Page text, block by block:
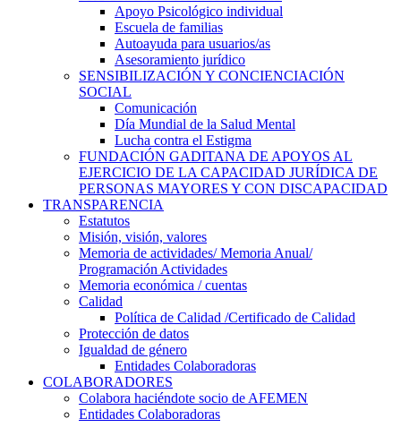
Apoyo Psicológico individual
Escuela de familias
Autoayuda para usuarios/as
Asesoramiento jurídico
SENSIBILIZACIÓN Y CONCIENCIACIÓN
SOCIAL
Comunicación
Día Mundial de la Salud Mental
Lucha contra el Estigma
FUNDACIÓN GADITANA DE APOYOS AL
EJERCICIO DE LA CAPACIDAD JURÍDICA DE
PERSONAS MAYORES Y CON DISCAPACIDAD
TRANSPARENCIA
Estatutos
Misión, visión, valores
Memoria de actividades/ Memoria Anual/
Programación Actividades
Memoria económica / cuentas
Calidad
Política de Calidad /Certificado de Calidad
Protección de datos
Igualdad de género
Entidades Colaboradoras
COLABORADORES
Colabora haciéndote socio de AFEMEN
Entidades Colaboradoras